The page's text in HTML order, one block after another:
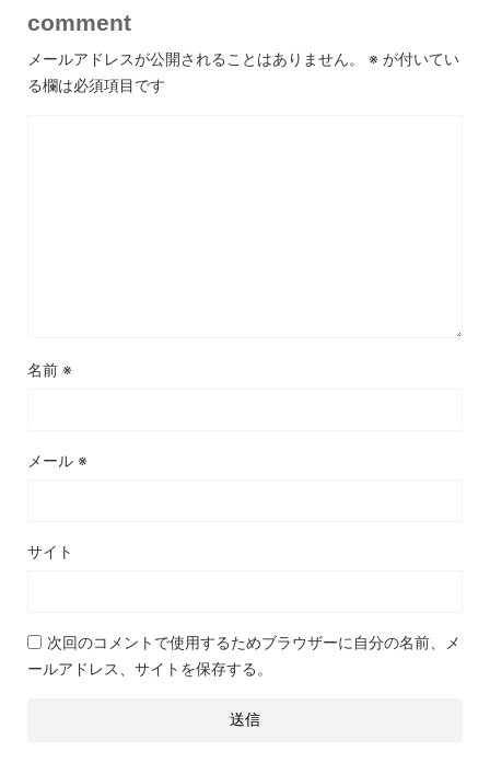
comment
メールアドレスが公開されることはありません。 ※ が付いてい
る欄は必須項目です
名前 ※
メール ※
サイト
次回のコメントで使用するためブラウザーに自分の名前、メ
ールアドレス、サイトを保存する。